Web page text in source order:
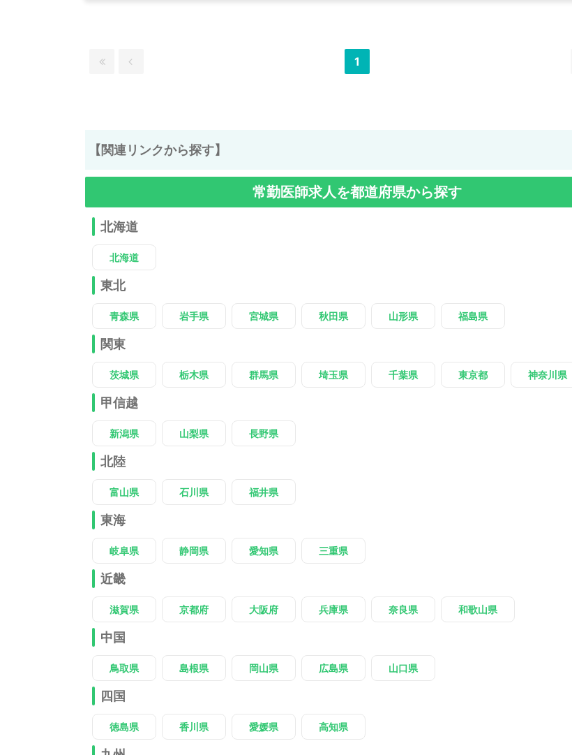
1
【関連リンクから探す】
常勤医師求人を都道府県から探す
北海道
北海道
東北
青森県 岩手県 宮城県 秋田県 山形県 福島県
関東
茨城県 栃木県 群馬県 埼玉県 千葉県 東京都 神奈川県
甲信越
新潟県 山梨県 長野県
北陸
富山県 石川県 福井県
東海
岐阜県 静岡県 愛知県 三重県
近畿
滋賀県 京都府 大阪府 兵庫県 奈良県 和歌山県
中国
鳥取県 島根県 岡山県 広島県 山口県
四国
徳島県 香川県 愛媛県 高知県